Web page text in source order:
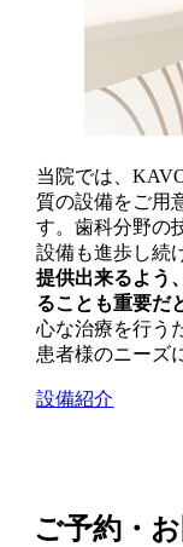
当院では、
質の設備をご用
す。歯科分野の
設備も進歩し続
提供出来るよう
ることも重要だ
心な治療を行う
患者様のニーズ
設備紹介
ご予約・